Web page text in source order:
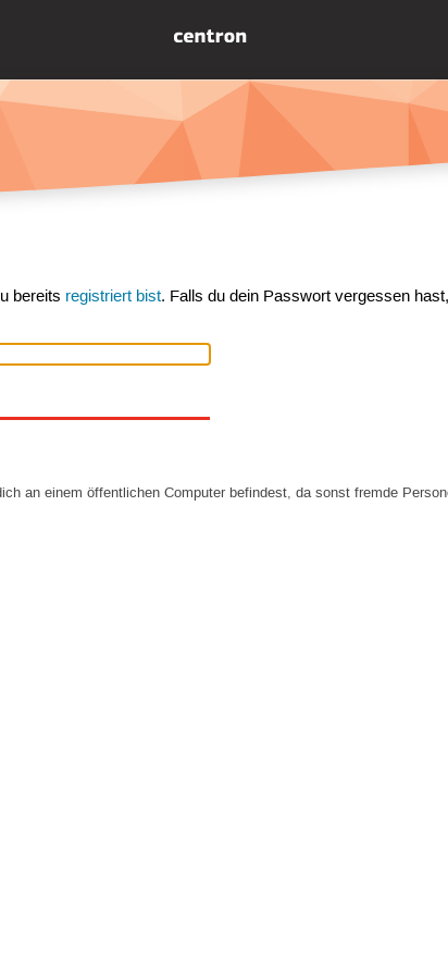
bereits registriert bist. Falls du dein Passwort vergessen
an einem öffentlichen Computer befindest, da sonst fremde